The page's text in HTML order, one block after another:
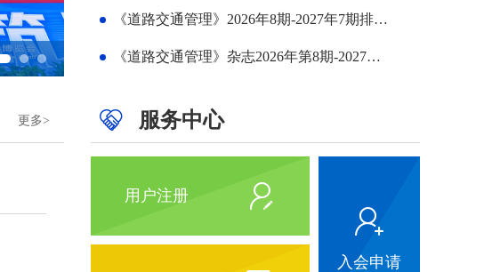
《道路交通管理》2026年8期-2027年7期排版设计项目招标公告
《道路交通管理》杂志2026年第8期-2027年第7期印装项目招标公告
更多> 服务中心
用户注册
入会申请